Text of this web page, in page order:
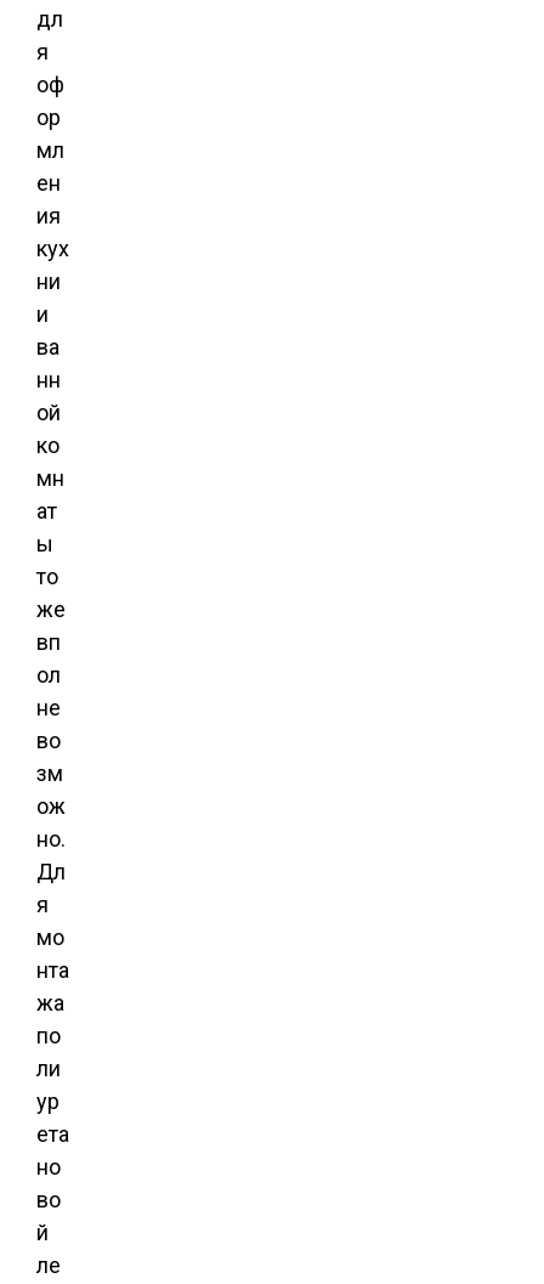
дл
я
оф
ор
мл
ен
ия
кух
ни
и
ва
нн
ой
ко
мн
ат
ы
то
же
вп
ол
не
во
зм
ож
но.
Дл
я
мо
нта
жа
по
ли
ур
ета
но
во
й
ле